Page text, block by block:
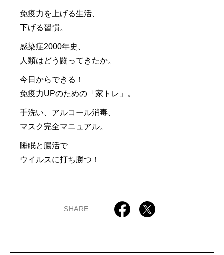
免疫力を上げる生活、
下げる習慣。
感染症2000年史、
人類はどう闘ってきたか。
今日からできる！
免疫力UPのための「家トレ」。
手洗い、アルコール消毒、
マスク完全マニュアル。
睡眠と腸活で
ウイルスに打ち勝つ！
SHARE